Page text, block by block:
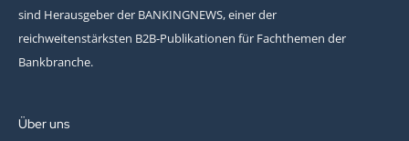
sind Herausgeber der BANKINGNEWS, einer der
reichweitenstärksten B2B-Publikationen für Fachthemen der
Bankbranche.
Über uns